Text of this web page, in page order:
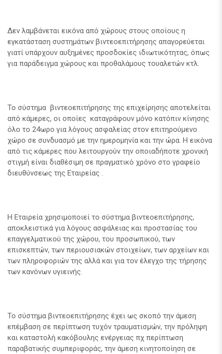
Δεν λαμβάνεται εικόνα από χώρους στους οποίους η
εγκατάσταση συστημάτων βιντεοεπιτήρησης απαγορεύεται
γιατί υπάρχουν αυξημένες προσδοκίες ιδιωτικότητας, όπως
για παράδειγμα χώρους και προθαλάμους τουαλετών κτλ.
Το σύστημα βιντεοεπιτήρησης της επιχείρησης αποτελείται
από κάμερες, οι οποίες καταγράφουν μόνο κατόπιν κίνησης
όλο το 24ωρο για λόγους ασφαλείας στον επιτηρούμενο
χώρο σε συνδυασμό με την ημερομηνία και την ώρα. Η εικόνα
από τις κάμερες που λειτουργούν την οποιαδήποτε χρονική
στιγμή είναι διαθέσιμη σε πραγματικό χρόνο στο γραφείο
διευθύνσεως της Εταιρείας .
Η Εταιρεία χρησιμοποιεί το σύστημα βιντεοεπιτήρησης,
αποκλειστικά για λόγους ασφάλειας και προστασίας του
επαγγελματικού της χώρου, του προσωπικού, των
επισκεπτών, των περιουσιακών στοιχείων, των αρχείων και
των πληροφοριών της αλλά και για τον έλεγχο της τήρησης
των κανόνων υγιεινής.
Το σύστημα βιντεοεπιτήρησης έχει ως σκοπό την άμεση
επέμβαση σε περίπτωση τυχόν τραυματισμών, την πρόληψη
και καταστολή κακόβουλης ενέργειας πχ περίπτωση
παραβατικής συμπεριφοράς, την άμεση κινητοποίηση σε